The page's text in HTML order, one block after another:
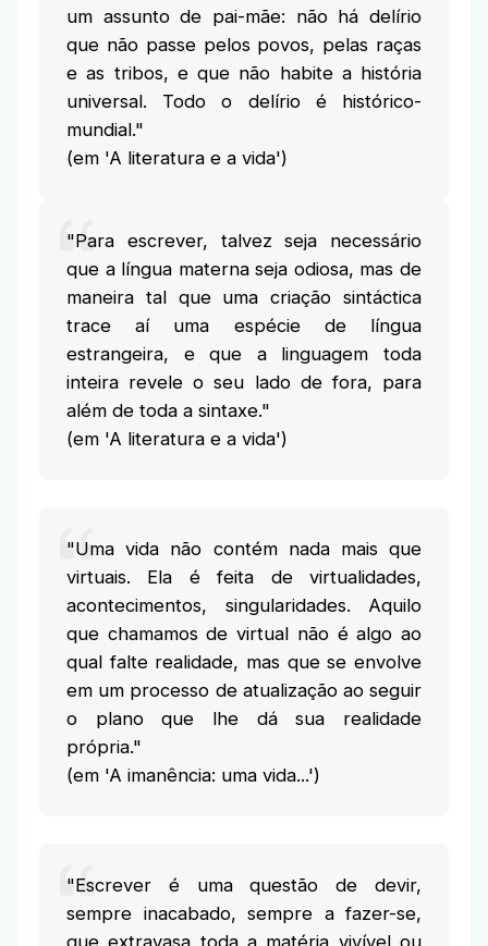
um assunto de pai-mãe: não há delírio
que não passe pelos povos, pelas raças
e as tribos, e que não habite a história
universal. Todo o delírio é histórico-
mundial."
(em 'A literatura e a vida')
"Para escrever, talvez seja necessário
que a língua materna seja odiosa, mas de
maneira tal que uma criação sintáctica
trace aí uma espécie de língua
estrangeira, e que a linguagem toda
inteira revele o seu lado de fora, para
além de toda a sintaxe."
(em 'A literatura e a vida')
"Uma vida não contém nada mais que
virtuais. Ela é feita de virtualidades,
acontecimentos, singularidades. Aquilo
que chamamos de virtual não é algo ao
qual falte realidade, mas que se envolve
em um processo de atualização ao seguir
o plano que lhe dá sua realidade
própria."
(em 'A imanência: uma vida...')
"Escrever é uma questão de devir,
sempre inacabado, sempre a fazer-se,
que extravasa toda a matéria vivível ou